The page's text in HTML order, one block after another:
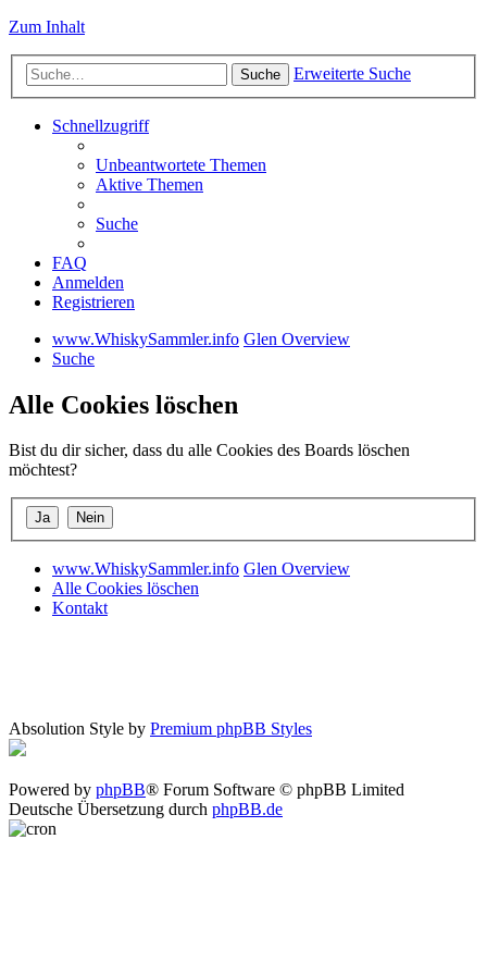
Zum Inhalt
Suche Erweiterte Suche
Schnellzugriff
Unbeantwortete Themen
Aktive Themen
Suche
FAQ
Anmelden
Registrieren
www.WhiskySammler.info Glen Overview
Suche
Alle Cookies löschen
Bist du dir sicher, dass du alle Cookies des Boards löschen
möchtest?
www.WhiskySammler.info Glen Overview
Alle Cookies löschen
Kontakt
Absolution Style by Premium phpBB Styles
Powered by phpBB® Forum Software © phpBB Limited
Deutsche Übersetzung durch phpBB.de